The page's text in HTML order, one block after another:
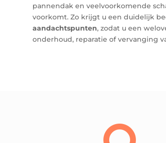
pannendak en veelvoorkomende
voorkomt. Zo krijgt u een duidelijk
aandachtspunten, zodat u een
onderhoud, reparatie of vervanging